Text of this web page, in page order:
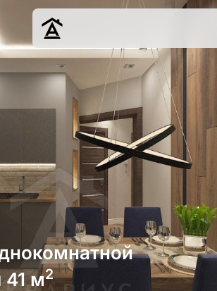
Дизайн
Ремонт
Цены
Наши работы
О нас
Контакты
г. Краснодар
8 (861) 945-12-
34
41 м2